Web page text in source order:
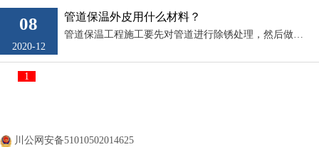
08
2020-12
管道保温外皮用什么材料？
管道保温工程施工要先对管道进行除锈处理，然后做保温层，防护层，涛翔天保温工程队负责人介绍，有些甲方在施工前会问到管道保温外皮用什么材料，其实管道保温外皮的材料是根据实际现场环境，需求、工程造价等情况选择保温外皮材料的，管...
1
川公网安备51010502014625